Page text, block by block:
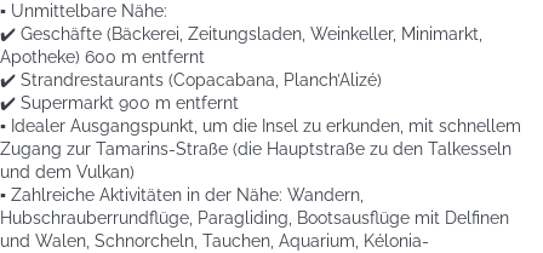
▪️ Unmittelbare Nähe:
✔️ Geschäfte (Bäckerei, Zeitungsladen, Weinkeller, Minimarkt,
Apotheke) 600 m entfernt
✔️ Strandrestaurants (Copacabana, Planch’Alizé)
✔️ Supermarkt 900 m entfernt
▪️ Idealer Ausgangspunkt, um die Insel zu erkunden, mit schnellem
Zugang zur Tamarins-Straße (die Hauptstraße zu den Talkesseln
und dem Vulkan)
▪️ Zahlreiche Aktivitäten in der Nähe: Wandern,
Hubschrauberrundflüge, Paragliding, Bootsausflüge mit Delfinen
und Walen, Schnorcheln, Tauchen, Aquarium, Kélonia-